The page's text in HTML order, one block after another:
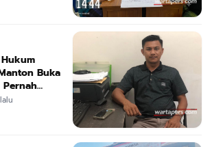
Buka
Pernah
Jawab"